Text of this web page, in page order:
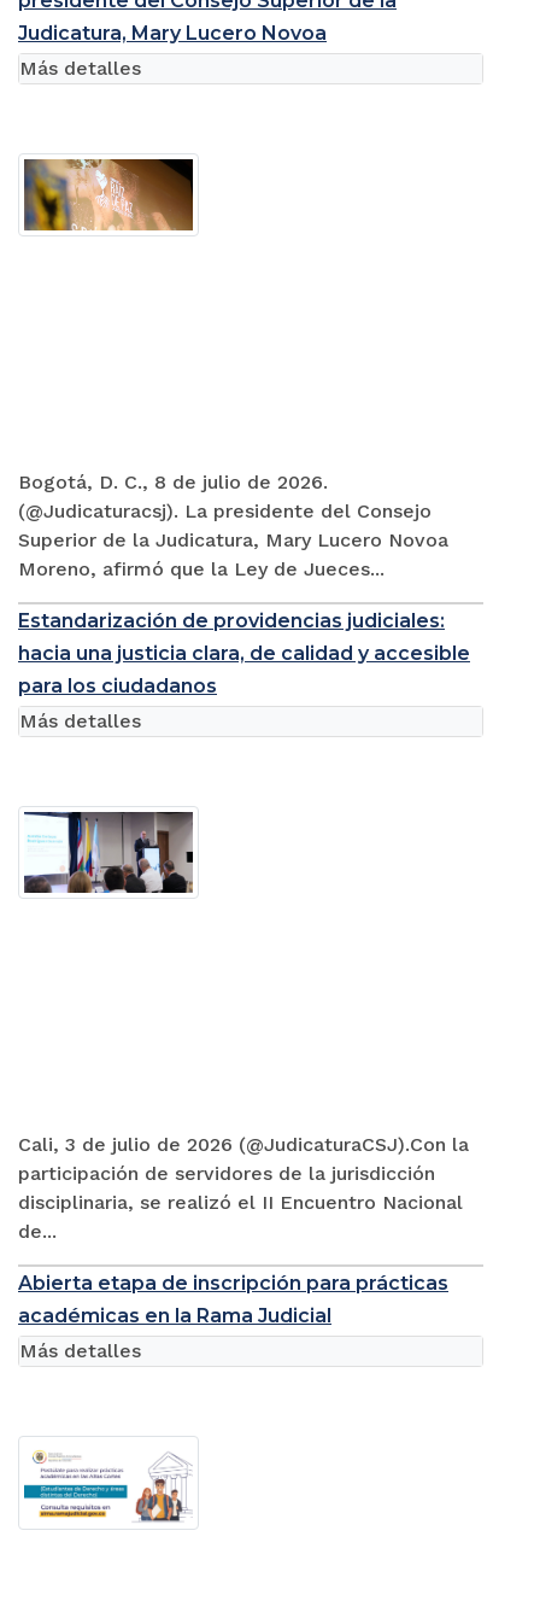
Judicatura, Mary Lucero Novoa
Bogotá, D. C., 8 de julio de 2026.
(@Judicaturacsj). La presidente del Consejo
Superior de la Judicatura, Mary Lucero Novoa
Moreno, afirmó que la Ley de Jueces...
Más detalles
Estandarización de providencias judiciales:
hacia una justicia clara, de calidad y accesible
para los ciudadanos
Cali, 3 de julio de 2026 (@JudicaturaCSJ).Con la
participación de servidores de la jurisdicción
disciplinaria, se realizó el II Encuentro Nacional
de...
Más detalles
Abierta etapa de inscripción para prácticas
académicas en la Rama Judicial
Más detalles